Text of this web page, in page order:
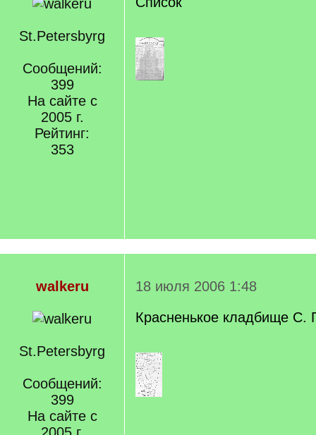
St.Petersbyrg
Сообщений:
399
На сайте с
2005 г.
Рейтинг:
353
walkeru
St.Petersbyrg
Сообщений:
399
На сайте с
18 июля 2006 1:48
Красненькое кладбище С.